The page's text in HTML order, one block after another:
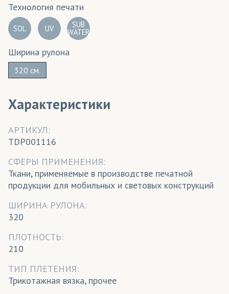
Технология печати
SOL UV SUB
WATER
Ширина рулона
320 см.
Характеристики
АРТИКУЛ:
TDP001116
СФЕРЫ ПРИМЕНЕНИЯ:
Ткани, применяемые в производстве печатной
продукции для мобильных и световых конструкций
ШИРИНА РУЛОНА:
320
ПЛОТНОСТЬ:
210
ТИП ПЛЕТЕНИЯ:
Трикотажная вязка, прочее